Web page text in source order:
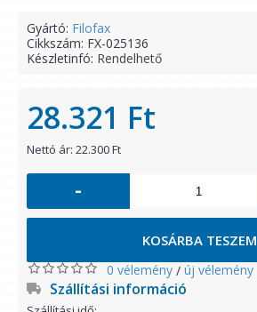
Gyártó: Filofax
Cikkszám: FX-025136
Készletinfó: Rendelhető
28.321 Ft
Nettó ár: 22.300 Ft
-
KOSÁRBA TESZEM
0 vélemény / új vélemény
Szállítási információ